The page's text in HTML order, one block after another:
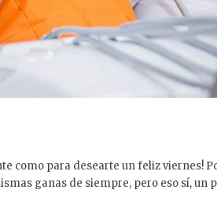
como para desearte un feliz viernes!
ganas de siempre, pero eso sí, un